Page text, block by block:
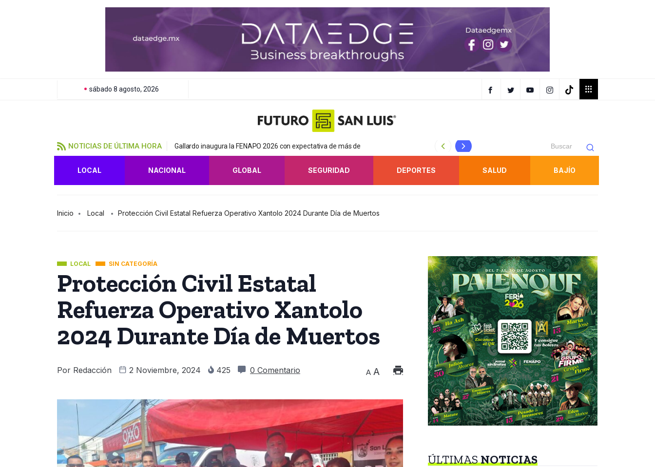
sábado 8 agosto, 2026
NOTICIAS DE ÚLTIMA HORA Gallardo inaugura la FENAPO 2026 con expectativa de más de Protección Civil refuerza inspecciones en juegos
LOCAL NACIONAL GLOBAL SEGURIDAD DEPORTES SALUD BAJÍO
Inicio Local Protección Civil Estatal Refuerza Operativo Xantolo 2024 Durante Día de Muertos
LOCAL SIN CATEGORÍA
Protección Civil Estatal
Refuerza Operativo Xantolo
2024 Durante Día de Muertos
Por Redacción 2 Noviembre, 2024 425 0 Comentario A A
ÚLTIMASNOTICIAS